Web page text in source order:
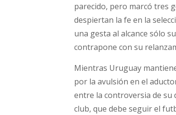
parecido, pero marcó tres
despiertan la fe en la
una gesta al alcance sólo
contrapone con su
Mientras Uruguay
por la avulsión en el
entre la controversia de su
club, que debe seguir el